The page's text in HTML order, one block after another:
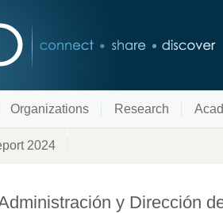
Organizations Research
2024
y Dirección